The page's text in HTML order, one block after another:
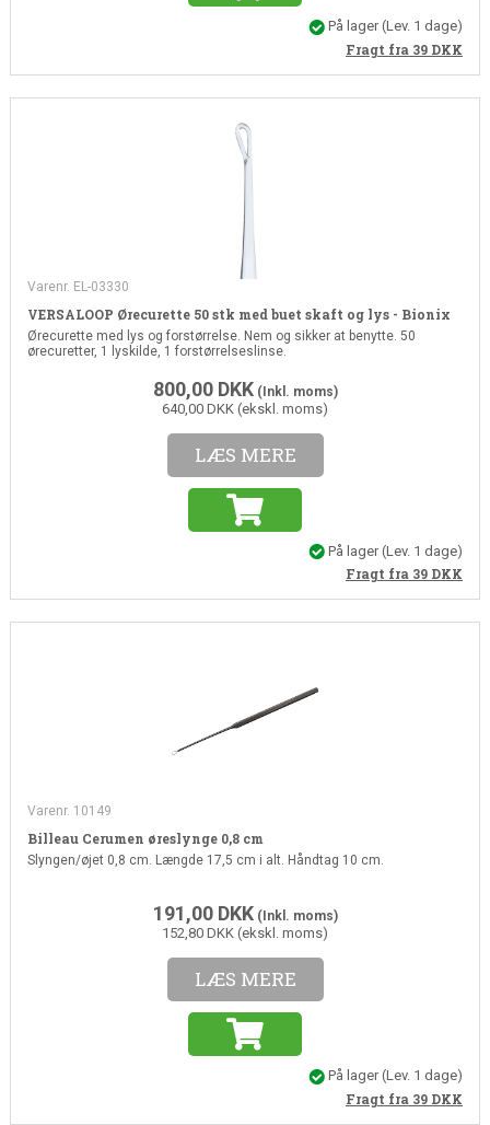
På lager(Lev. 1 dage)
Fragt fra 39 DKK
Varenr. EL-03330
VERSALOOP Ørecurette 50 stk med buet skaft og lys - Bionix
Ørecurette med lys og forstørrelse. Nem og sikker at benytte. 50
ørecuretter, 1 lyskilde, 1 forstørrelseslinse.
800,00 DKK(Inkl. moms)
640,00 DKK (ekskl. moms)
LÆS MERE
På lager(Lev. 1 dage)
Fragt fra 39 DKK
Varenr. 10149
Billeau Cerumen øreslynge 0,8 cm
Slyngen/øjet 0,8 cm. Længde 17,5 cm i alt. Håndtag 10 cm.
191,00 DKK(Inkl. moms)
152,80 DKK (ekskl. moms)
LÆS MERE
På lager(Lev. 1 dage)
Fragt fra 39 DKK